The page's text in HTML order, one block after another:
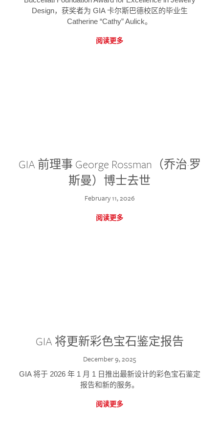
Design，获奖者为 GIA 卡尔斯巴德校区的毕业生
Catherine “Cathy” Aulick。
阅读更多
GIA 前理事 George Rossman（乔治·罗
斯曼）博士去世
February 11, 2026
阅读更多
GIA 将更新彩色宝石鉴定报告
December 9, 2025
GIA 将于 2026 年 1 月 1 日推出最新设计的彩色宝石鉴定
报告和新的服务。
阅读更多